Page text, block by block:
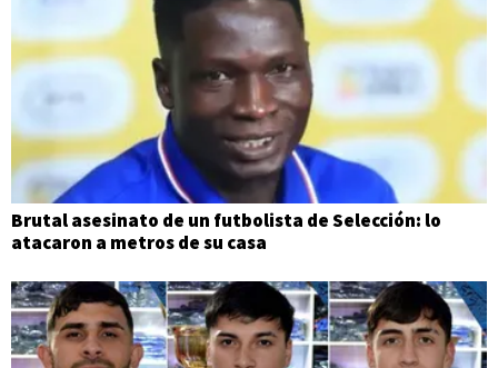
Brutal asesinato de un futbolista de Selección: lo
atacaron a metros de su casa